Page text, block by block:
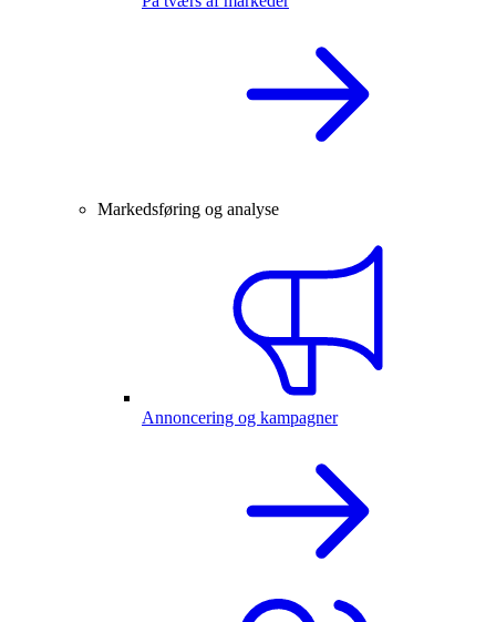
Markedsføring og analyse
Annoncering og kampagner